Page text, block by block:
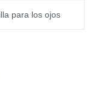
para los ojos